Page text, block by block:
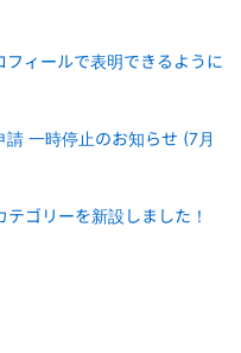
フィールで表明できるように
一時停止のお知らせ (7月
ゴリーを新設しました！